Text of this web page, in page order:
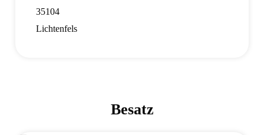
35104
Lichtenfels
Besatz